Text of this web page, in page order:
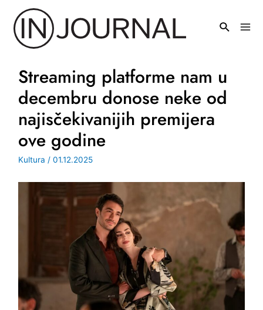
sadržaj
Streaming platforme nam u
decembru donose neke od
najisčekivanijih premijera
ove godine
Kultura /01.12.2025